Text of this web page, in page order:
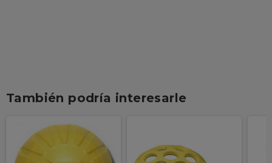
También podría interesarle